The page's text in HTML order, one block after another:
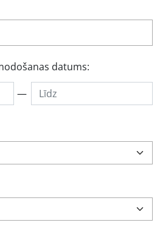
datums:
—